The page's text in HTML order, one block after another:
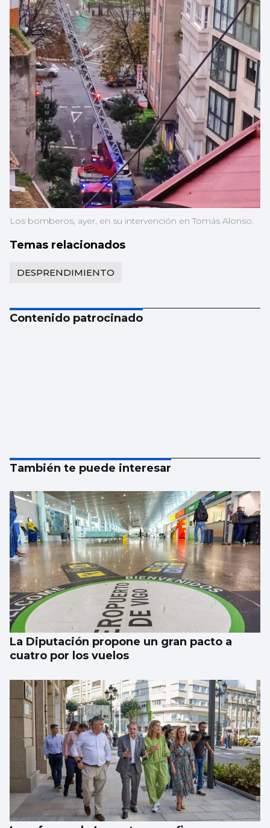
Los bomberos, ayer, en su intervención en Tomás Alonso.
Temas relacionados
DESPRENDIMIENTO
Contenido patrocinado
También te puede interesar
La Diputación propone un gran pacto a
cuatro por los vuelos